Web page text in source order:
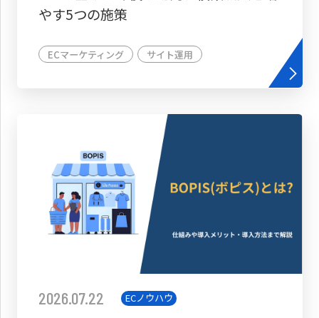
やす5つの施策
ECマーケティング サイト運用
2026.07.22 ECノウハウ